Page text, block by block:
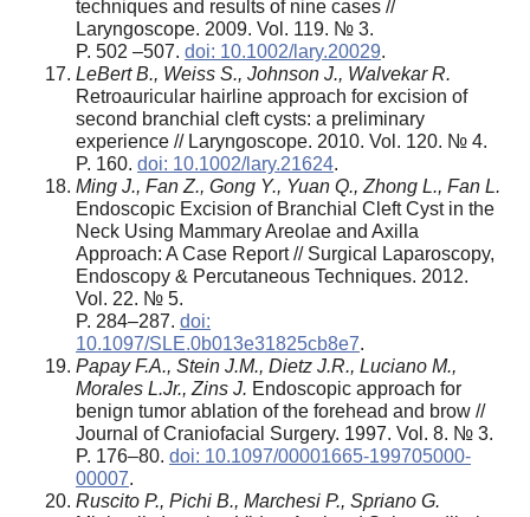
techniques and results of nine cases //
Laryngoscope. 2009. Vol. 119. № 3.
P. 502 –507. doi: 10.1002/lary.20029.
LeBert B., Weiss S., Johnson J., Walvekar R.
Retroauricular hairline approach for excision of
second branchial cleft cysts: a preliminary
experience // Laryngoscope. 2010. Vol. 120. № 4.
P. 160. doi: 10.1002/lary.21624.
Ming J., Fan Z., Gong Y., Yuan Q., Zhong L., Fan L.
Endoscopic Excision of Branchial Cleft Cyst in the
Neck Using Mammary Areolae and Axilla
Approach: A Case Report // Surgical Laparoscopy,
Endoscopy & Percutaneous Techniques. 2012.
Vol. 22. № 5.
P. 284–287. doi:
10.1097/SLE.0b013e31825cb8e7.
Papay F.A., Stein J.M., Dietz J.R., Luciano M.,
Morales L.Jr., Zins J. Endoscopic approach for
benign tumor ablation of the forehead and brow //
Journal of Craniofacial Surgery. 1997. Vol. 8. № 3.
P. 176–80. doi: 10.1097/00001665-199705000-
00007.
Ruscito P., Pichi B., Marchesi P., Spriano G.